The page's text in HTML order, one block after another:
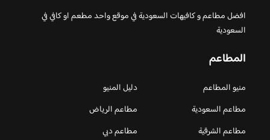
افضل مطاعم و كافيهات السعودية في موقع واحد مطعم او كافي في
السعودية
المطاعم
منيو المطاعم
دليل المنيو
مطاعم السعودية
مطاعم الرياض
مطاعم الشرقية
مطاعم دبي